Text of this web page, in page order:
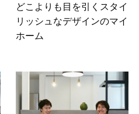
どこよりも目を引くスタイ
リッシュなデザインのマイ
ホーム